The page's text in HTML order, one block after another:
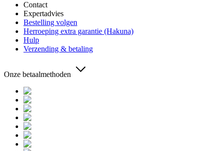
Contact
Expertadvies
Bestelling volgen
Herroeping extra garantie (Hakuna)
Hulp
Verzending & betaling
Onze betaalmethoden